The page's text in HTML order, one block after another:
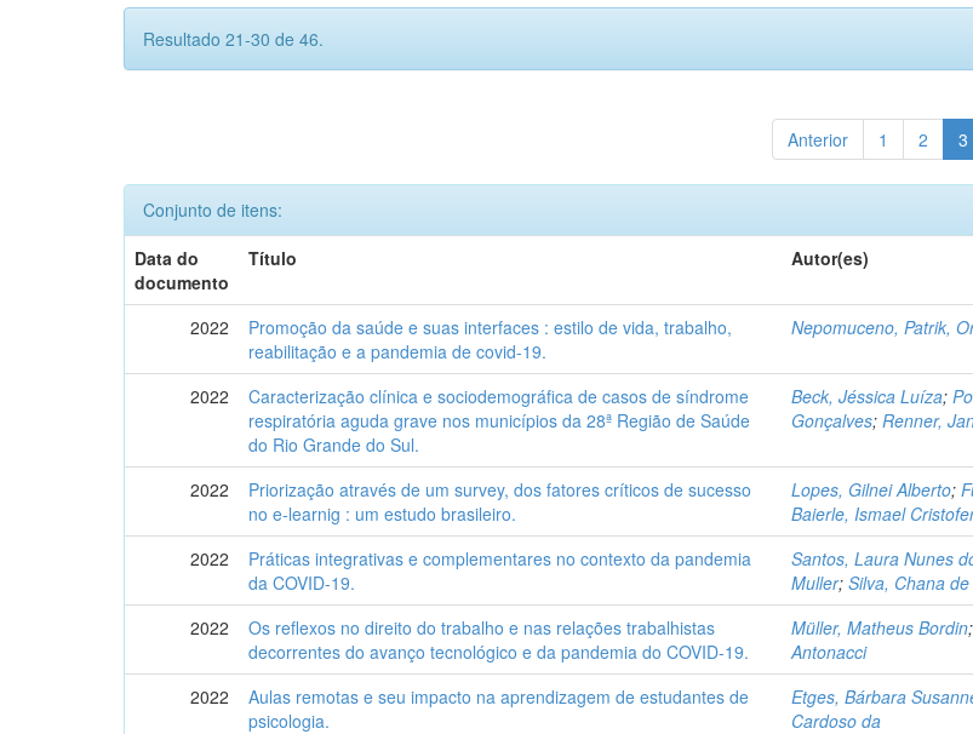
Resultado 21-30 de 46.
Anterior 1 2 3
Conjunto de itens:
Data do
documento
Título Autor(es)
2022
Promoção da saúde e suas interfaces : estilo de vida, trabalho,
reabilitação e a pandemia de covid-19.
Nepomuceno, Patrik,
2022
Caracterização clínica e sociodemográfica de casos de síndrome
respiratória aguda grave nos municípios da 28ª Região de Saúde
do Rio Grande do Sul.
Beck, Jéssica Luíza;
Gonçalves;Renner,
2022
Priorização através de um survey, dos fatores críticos de sucesso
no e-learnig : um estudo brasileiro.
Lopes, Gilnei Alberto;
Baierle, Ismael
2022
Práticas integrativas e complementares no contexto da pandemia
da COVID-19.
Santos, Laura Nunes
Muller;Silva, Chana
2022
Os reflexos no direito do trabalho e nas relações trabalhistas
decorrentes do avanço tecnológico e da pandemia do COVID-19.
Müller, Matheus Bordin
Antonacci
2022
Aulas remotas e seu impacto na aprendizagem de estudantes de
psicologia.
Etges, Bárbara
Cardoso da